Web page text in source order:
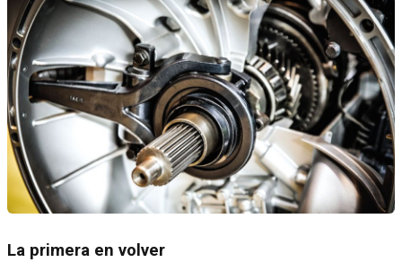
La primera en volver